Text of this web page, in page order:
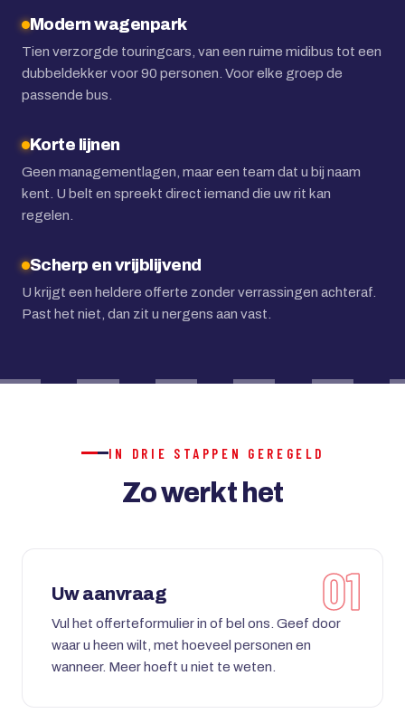
Modern wagenpark
Tien verzorgde touringcars, van een ruime midibus tot een
dubbeldekker voor 90 personen. Voor elke groep de
passende bus.
Korte lijnen
Geen managementlagen, maar een team dat u bij naam
kent. U belt en spreekt direct iemand die uw rit kan
regelen.
Scherp en vrijblijvend
U krijgt een heldere offerte zonder verrassingen achteraf.
Past het niet, dan zit u nergens aan vast.
IN DRIE STAPPEN GEREGELD
Zo werkt het
Uw aanvraag
Vul het offerteformulier in of bel ons. Geef door
waar u heen wilt, met hoeveel personen en
wanneer. Meer hoeft u niet te weten.